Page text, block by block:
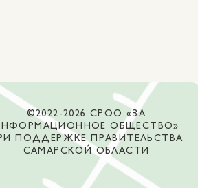
©2022-2026 СРОО «ЗА
ОБЩЕСТВО»
ПОДДЕРЖКЕ ПРАВИТЕЛЬСТВА
САМАРСКОЙ ОБЛАСТИ